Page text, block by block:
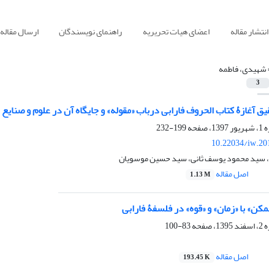
مقاله اعضای هیات تحریریه راهنمای نویسندگان ارسال مقاله
شهیدی، فاطمه
3
آغازۀ کتاب الحروف فارابی درباب «مقوله» و جایگاه آن در علوم و صنایع
199-232
10.22034/
سید محمود یوسف ثانی، سید حسین موسویان
اصل مقاله 1.13 M
با «زمان» و «قوه» در فلسفۀ فارابی
83-100
اصل مقاله 193.45 K